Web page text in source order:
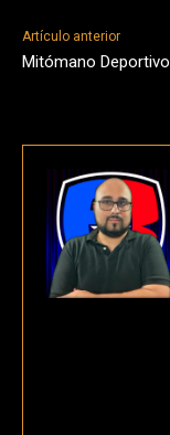
Artículo anterior
Mitómano Deportivo